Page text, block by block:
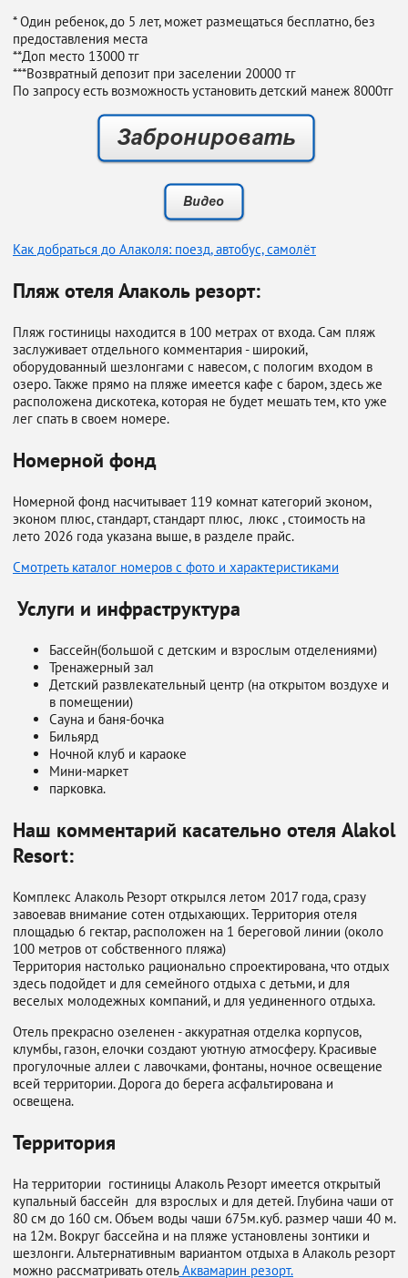
* Один ребенок, до 5 лет, может размещаться бесплатно, без
предоставления места
**Доп место 13000 тг
***Возвратный депозит при заселении 20000 тг
По запросу есть возможность установить детский манеж 8000тг
Как добраться до Алаколя: поезд, автобус, самолёт
Пляж отеля Алаколь резорт:
Пляж гостиницы находится в 100 метрах от входа. Сам пляж
заслуживает отдельного комментария - широкий,
оборудованный шезлонгами с навесом, с пологим входом в
озеро. Также прямо на пляже имеется кафе с баром, здесь же
расположена дискотека, которая не будет мешать тем, кто уже
лег спать в своем номере.
Номерной фонд
Номерной фонд насчитывает 119 комнат категорий эконом,
эконом плюс, стандарт, стандарт плюс, люкс , стоимость на
лето 2026 года указана выше, в разделе прайс.
Смотреть каталог номеров с фото и характеристиками
Услуги и инфраструктура
Бассейн(большой с детским и взрослым отделениями)
Тренажерный зал
Детский развлекательный центр (на открытом воздухе и
в помещении)
Сауна и баня-бочка
Бильярд
Ночной клуб и караоке
Мини-маркет
парковка.
Наш комментарий касательно отеля Alakol
Resort:
Комплекс Алаколь Резорт открылся летом 2017 года, сразу
завоевав внимание сотен отдыхающих. Территория отеля
площадью 6 гектар, расположен на 1 береговой линии (около
100 метров от собственного пляжа)
Территория настолько рационально спроектирована, что отдых
здесь подойдет и для семейного отдыха с детьми, и для
веселых молодежных компаний, и для уединенного отдыха.
Отель прекрасно озеленен - аккуратная отделка корпусов,
клумбы, газон, елочки создают уютную атмосферу. Красивые
прогулочные аллеи с лавочками, фонтаны, ночное освещение
всей территории. Дорога до берега асфальтирована и
освещена.
Территория
На территории гостиницы Алаколь Резорт имеется открытый
купальный бассейн для взрослых и для детей. Глубина чаши от
80 см до 160 см. Объем воды чаши 675м.куб. размер чаши 40 м.
на 12м. Вокруг бассейна и на пляже установлены зонтики и
шезлонги. Альтернативным вариантом отдыха в Алаколь резорт
можно рассматривать отельАквамарин резорт.